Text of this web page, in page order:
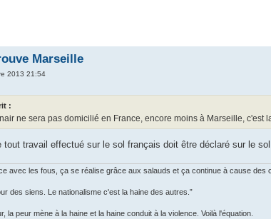
Marseille
2013 21:54
:
ne sera pas domicilié en France, encore moins à Marseille,
tout travail effectué sur le sol français doit être déclaré sur le sol
avec les fous, ça se réalise grâce aux salauds et ça continue à cause des
des siens. Le nationalisme c'est la haine des autres.”
la peur mène à la haine et la haine conduit à la violence. Voilà l'équation.